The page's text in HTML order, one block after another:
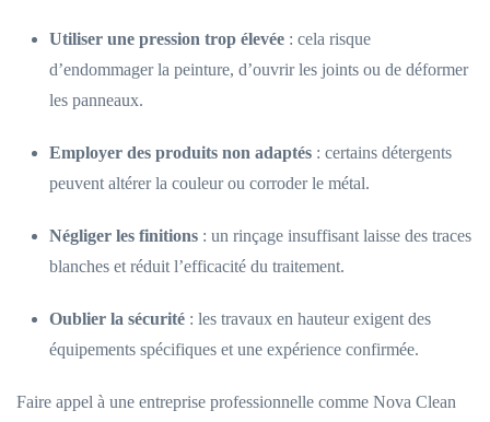
Utiliser une pression trop élevée : cela risque
d’endommager la peinture, d’ouvrir les joints ou de déformer
les panneaux.
Employer des produits non adaptés : certains détergents
peuvent altérer la couleur ou corroder le métal.
Négliger les finitions : un rinçage insuffisant laisse des traces
blanches et réduit l’efficacité du traitement.
Oublier la sécurité : les travaux en hauteur exigent des
équipements spécifiques et une expérience confirmée.
Faire appel à une entreprise professionnelle comme Nova Clean